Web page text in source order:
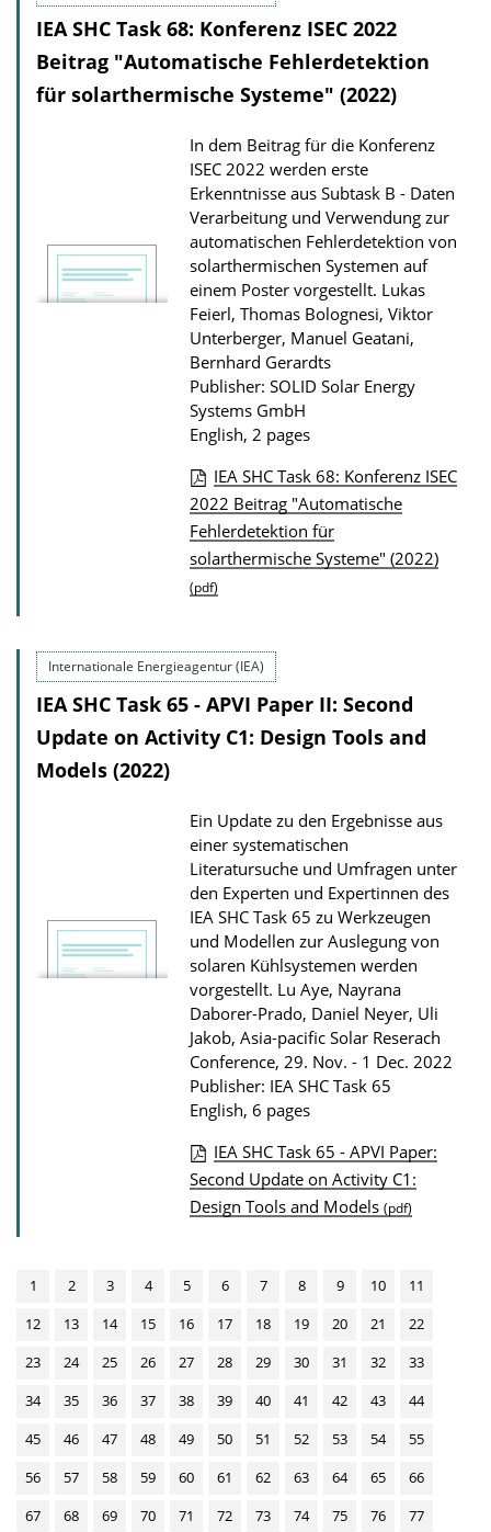
IEA SHC Task 68: Konferenz ISEC 2022
Beitrag "Automatische Fehlerdetektion
für solarthermische Systeme" (2022)
In dem Beitrag für die Konferenz
ISEC 2022 werden erste
Erkenntnisse aus Subtask B - Daten
Verarbeitung und Verwendung zur
automatischen Fehlerdetektion von
solarthermischen Systemen auf
einem Poster vorgestellt. Lukas
Feierl, Thomas Bolognesi, Viktor
Unterberger, Manuel Geatani,
Bernhard Gerardts
Publisher: SOLID Solar Energy
Systems GmbH
English, 2 pages
P
u
b
l
c
a
i
n
D
o
w
n
l
o
a
d
s
IEA SHC Task 68: Konferenz ISEC
2022 Beitrag "Automatische
Fehlerdetektion für
solarthermische Systeme" (2022)
(pdf)
Internationale Energieagentur (IEA)
IEA SHC Task 65 - APVI Paper II: Second
Update on Activity C1: Design Tools and
Models (2022)
Ein Update zu den Ergebnisse aus
einer systematischen
Literatursuche und Umfragen unter
den Experten und Expertinnen des
IEA SHC Task 65 zu Werkzeugen
und Modellen zur Auslegung von
solaren Kühlsystemen werden
vorgestellt. Lu Aye, Nayrana
Daborer-Prado, Daniel Neyer, Uli
Jakob, Asia-pacific Solar Reserach
Conference, 29. Nov. - 1 Dec. 2022
Publisher: IEA SHC Task 65
English, 6 pages
P
u
c
a
t
n
D
IEA SHC Task 65 - APVI Paper:
Second Update on Activity C1:
Design Tools and Models (pdf)
1 2 3 4 5 6 7 8 9 10
11
12
13 14 15 16 17 18 19 20 21
22
23
24 25 26 27 28 29 30 31 32
33
34
35 36 37 38 39 40 41 42 43
44
45
46 47 48 49 50 51 52 53 54
55
56
57 58 59 60 61 62 63 64 65
66
67
68 69 70 71 72 73 74 75 76
77